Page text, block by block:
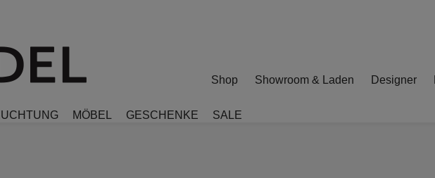
Shop Showroom & Laden Designer
MÖBEL GESCHENKE SALE